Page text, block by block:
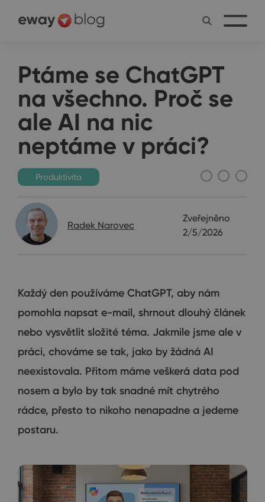
Ptáme se ChatGPT
na všechno. Proč se
ale AI na nic
neptáme v práci?
Produktivita
Radek Narovec
Zveřejněno
2/5/2026
Každý den používáme ChatGPT, aby nám
pomohla napsat e-mail, shrnout dlouhý článek
nebo vysvětlit složité téma. Jakmile jsme ale v
práci, chováme se tak, jako by žádná AI
neexistovala. Přitom máme veškerá data pod
nosem a bylo by tak snadné mít chytrého
rádce, přesto to nikoho nenapadne a jedeme
postaru.